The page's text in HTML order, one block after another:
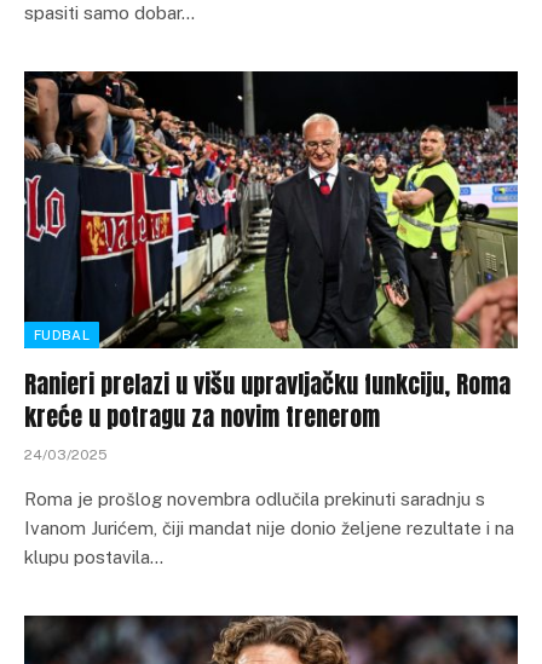
spasiti samo dobar…
FUDBAL
Ranieri prelazi u višu upravljačku funkciju, Roma
kreće u potragu za novim trenerom
24/03/2025
Roma je prošlog novembra odlučila prekinuti saradnju s
Ivanom Jurićem, čiji mandat nije donio željene rezultate i na
klupu postavila…